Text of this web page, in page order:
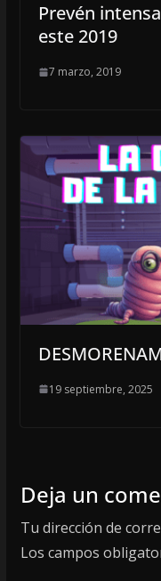
Prevén
este 2019
7 marzo, 2019
19 septiembre, 2025
Deja un
Tu dirección de
Los campos